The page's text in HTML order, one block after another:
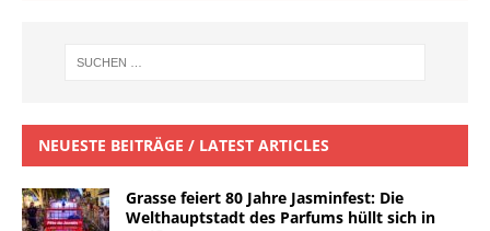
NEUESTE BEITRÄGE / LATEST ARTICLES
Grasse feiert 80 Jahre Jasminfest: Die
Welthauptstadt des Parfums hüllt sich in